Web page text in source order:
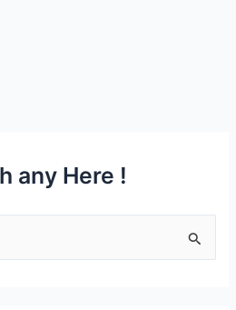
any Here !